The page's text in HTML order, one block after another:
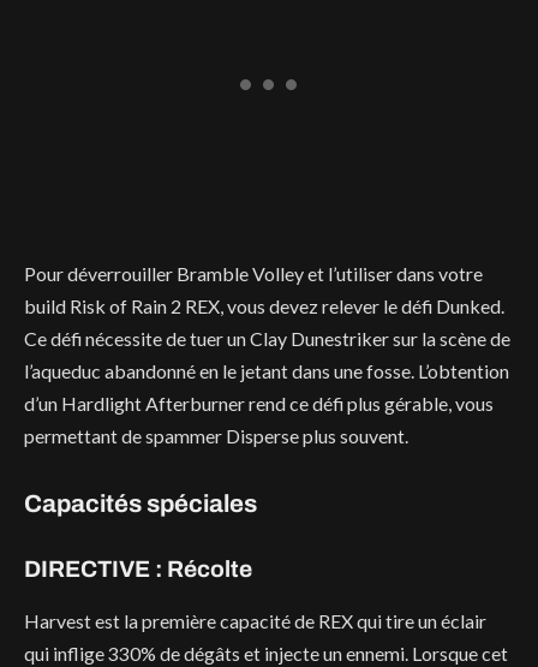
Pour déverrouiller Bramble Volley et l’utiliser dans votre
build Risk of Rain 2 REX, vous devez relever le défi Dunked.
Ce défi nécessite de tuer un Clay Dunestriker sur la scène de
l’aqueduc abandonné en le jetant dans une fosse. L’obtention
d’un Hardlight Afterburner rend ce défi plus gérable, vous
permettant de spammer Disperse plus souvent.
Capacités spéciales
DIRECTIVE : Récolte
Harvest est la première capacité de REX qui tire un éclair
qui inflige 330% de dégâts et injecte un ennemi. Lorsque cet